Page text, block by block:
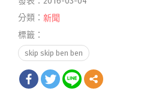
分類： 新聞
標籤：
skip skip ben ben